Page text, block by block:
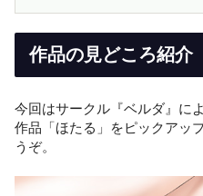
作品の見どころ紹介
今回はサークル『ベルダ』に
作品「ほたる」をピックアッ
うぞ。